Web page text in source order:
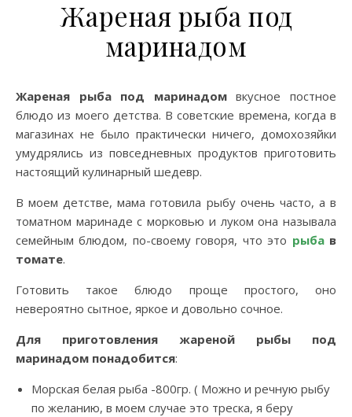
Жареная рыба под
маринадом
Жареная рыба под маринадомвкусное постное
блюдо из моего детства. В советские времена, когда в
магазинах не было практически ничего, домохозяйки
умудрялись из повседневных продуктов приготовить
настоящий кулинарный шедевр.
В моем детстве, мама готовила рыбу очень часто, а в
томатном маринаде с морковью и луком она называла
семейным блюдом, по-своему говоря, что это рыбав
томате.
Готовить такое блюдо проще простого, оно
невероятно сытное, яркое и довольно сочное.
Для приготовления жареной рыбы под
маринадом понадобится:
Морская белая рыба -800гр. ( Можно и речную рыбу
по желанию, в моем случае это треска, я беру